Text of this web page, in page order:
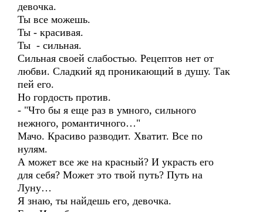
девочка.
Ты все можешь.
Ты - красивая.
Ты - сильная.
Сильная своей слабостью. Рецептов нет от
любви. Сладкий яд проникающий в душу. Так
пей его.
Но гордость против.
- "Что бы я еще раз в умного, сильного
нежного, романтичного…"
Мачо. Красиво разводит. Хватит. Все по
нулям.
А может все же на красный? И украсть его
для себя? Может это твой путь? Путь на
Луну…
Я знаю, ты найдешь его, девочка.